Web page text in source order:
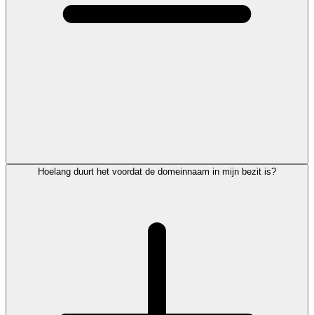
Hoelang duurt het voordat de domeinnaam in mijn bezit is?